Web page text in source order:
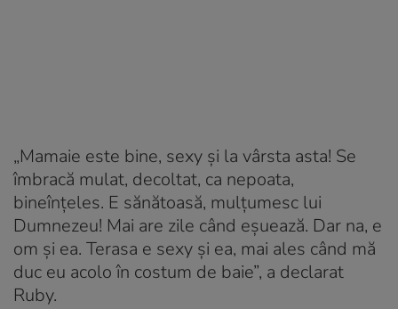
„Mamaie este bine, sexy și la vârsta asta! Se
îmbracă mulat, decoltat, ca nepoata,
bineînțeles. E sănătoasă, mulțumesc lui
Dumnezeu! Mai are zile când eșuează. Dar na, e
om și ea. Terasa e sexy și ea, mai ales când mă
duc eu acolo în costum de baie”, a declarat
Ruby.